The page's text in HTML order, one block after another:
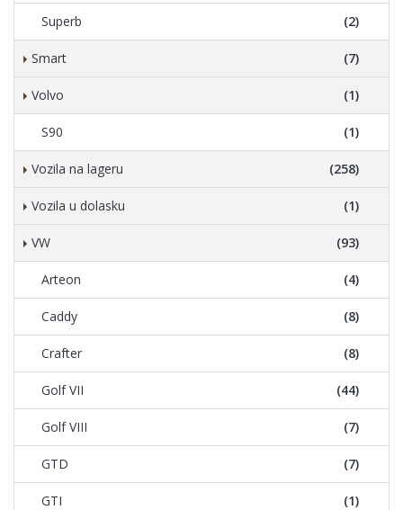
Superb (2)
Smart (7)
Volvo (1)
S90 (1)
Vozila na lageru (258)
Vozila u dolasku (1)
VW (93)
Arteon (4)
Caddy (8)
Crafter (8)
Golf VII (44)
Golf VIII (7)
GTD (7)
GTI (1)